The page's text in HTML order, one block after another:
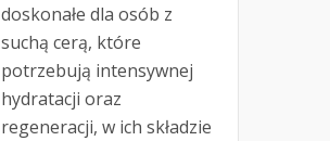
doskonałe dla osób z
suchą cerą, które
potrzebują intensywnej
hydratacji oraz
regeneracji, w ich składzie